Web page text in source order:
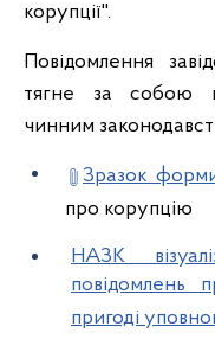
корупції".
Повідомлення
тягне за собою
чинним
Зразок
про корупцію
НАЗК
повідомлень
пригоді